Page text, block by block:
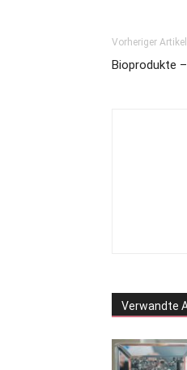
Vorheriger Artikel
Bioprodukte
Verwandte